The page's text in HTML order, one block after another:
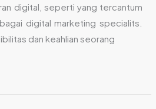
digital, seperti yang tercantum
digital marketing specialits.
dan keahlian seorang